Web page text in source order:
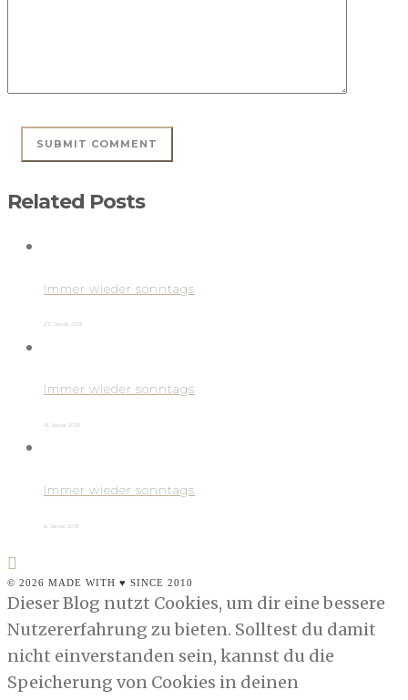
Related Posts
Immer wieder sonntags
27. Januar 2013
Immer wieder sonntags
13. Januar 2013
Immer wieder sonntags
6. Januar 2013
© 2026 MADE WITH ♥ SINCE 2010
Dieser Blog nutzt Cookies, um dir eine bessere
Nutzererfahrung zu bieten. Solltest du damit
nicht einverstanden sein, kannst du die
Speicherung von Cookies in deinen